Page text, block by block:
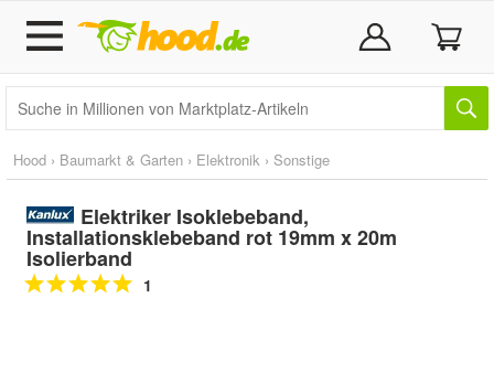
Hood › Baumarkt & Garten › Elektronik › Sonstige
Elektriker Isoklebeband,
Installationsklebeband rot 19mm x 20m
Isolierband
1